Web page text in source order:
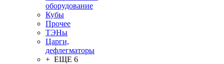
оборудование
Кубы
Прочее
ТЭНы
Царги,
дефлегматоры
+ ЕЩЕ 6